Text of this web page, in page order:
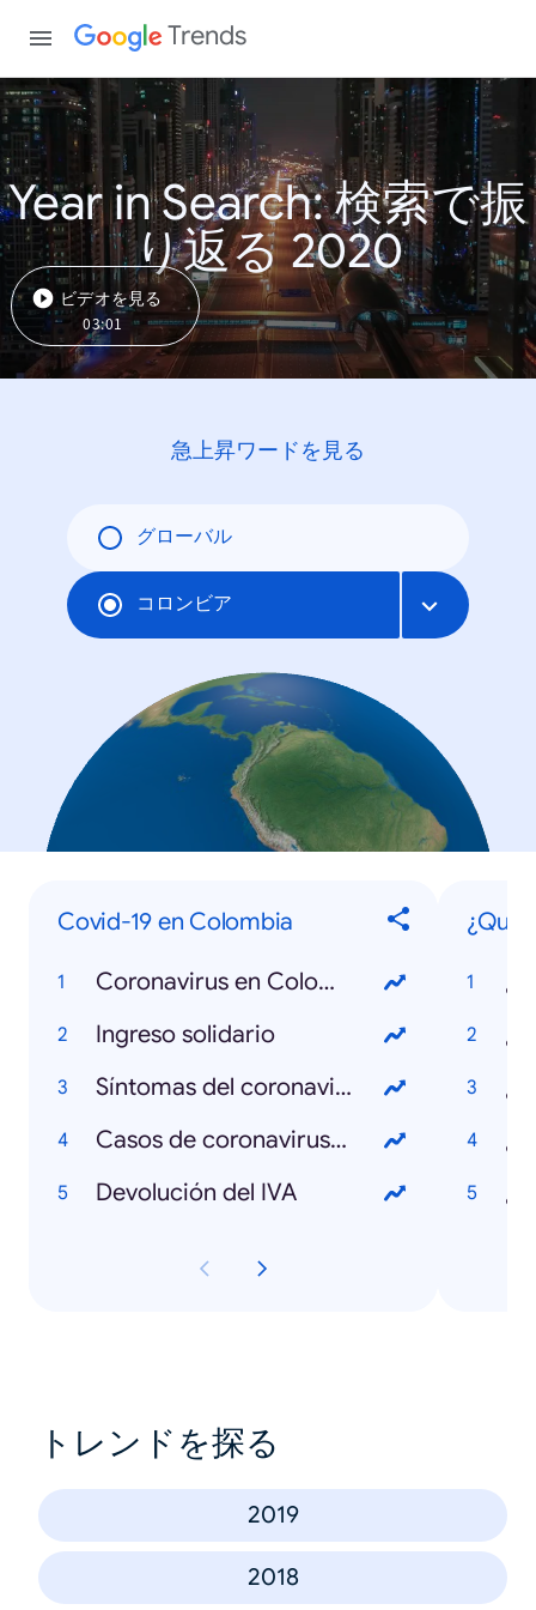
Trends
Year in Search: 検索で振
り返る 2020
ビデオを見る
03:01
急上昇ワードを見る
グローバル
コロンビア
Covid-19 en Colombia
Coronavirus en Colombia
Ingreso solidario
Síntomas del coronavirus
Casos de coronavirus en Colombia
Devolución del IVA
¿Qué
トレンドを探る
2019
2018